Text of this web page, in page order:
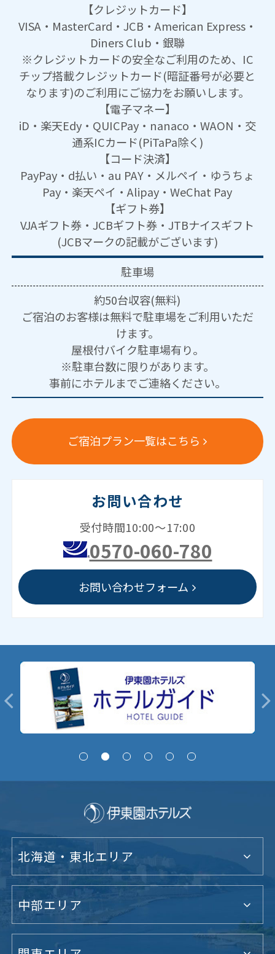
【クレジットカード】
VISA・MasterCard・JCB・American Express・
Diners Club・銀聯
※クレジットカードの安全なご利用のため、IC
チップ搭載クレジットカード(暗証番号が必要と
なります)のご利用にご協力をお願いします。
【電子マネー】
iD・楽天Edy・QUICPay・nanaco・WAON・交
通系ICカード(PiTaPa除く)
【コード決済】
PayPay・d払い・au PAY・メルペイ・ゆうちょ
Pay・楽天ペイ・Alipay・WeChat Pay
【ギフト券】
VJAギフト券・JCBギフト券・JTBナイスギフト
(JCBマークの記載がございます)
駐車場
約50台収容(無料)
ご宿泊のお客様は無料で駐車場をご利用いただ
けます。
屋根付バイク駐車場有り。
※駐車台数に限りがあります。
事前にホテルまでご連絡ください。
ご宿泊プラン一覧はこちら
お問い合わせ
受付時間10:00～17:00
0570-060-780
お問い合わせフォーム
北海道・東北エリア
中部エリア